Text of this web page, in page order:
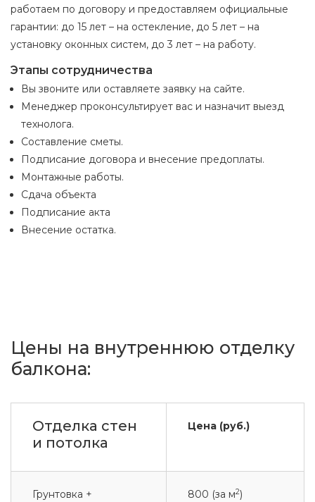
работаем по договору и предоставляем официальные
гарантии: до 15 лет – на остекление, до 5 лет – на
установку оконных систем, до 3 лет – на работу.
Этапы сотрудничества
Вы звоните или оставляете заявку на сайте.
Менеджер проконсультирует вас и назначит выезд
технолога.
Составление сметы.
Подписание договора и внесение предоплаты.
Монтажные работы.
Сдача объекта
Подписание акта
Внесение остатка.
Цены на внутреннюю отделку
балкона:
Отделка стен
и потолка
Цена (руб.)
Грунтовка +
800 (за м2)